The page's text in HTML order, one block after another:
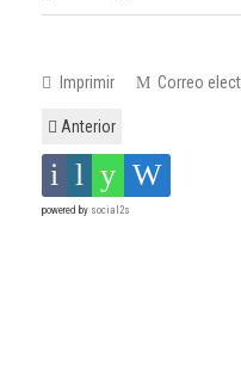
Imprimir Correo
Anterior
powered by social2s